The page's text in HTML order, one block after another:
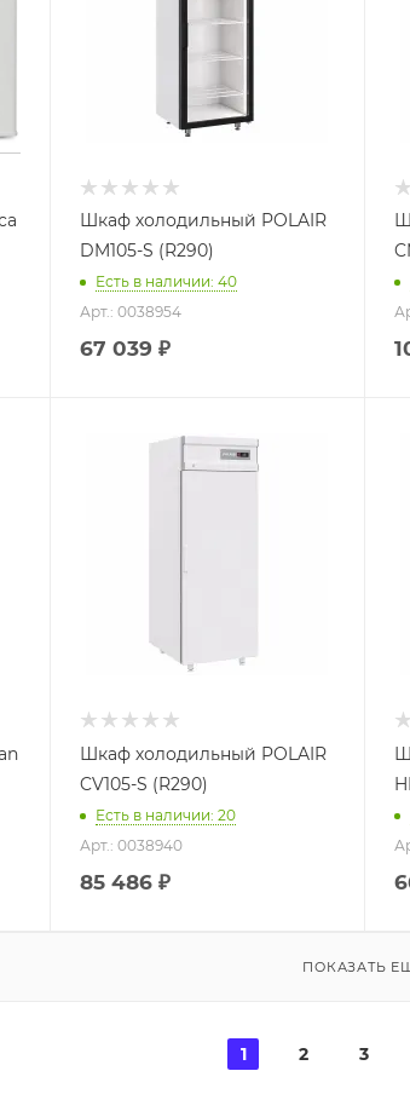
Шкаф холодильный POLAIR
DM105-S (R290)
Есть в наличии: 40
Арт.: 0038954
67 039 ₽
Шкаф холодильный POLAIR
CV105-S (R290)
Есть в наличии: 20
Арт.: 0038940
85 486₽
ПОКАЗАТЬ
1 2 3